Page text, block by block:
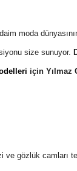
moda
size sunuyor.
için Yılmaz
ve gözlük